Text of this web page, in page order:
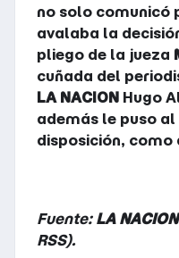
no solo comunicó
avalaba la
pliego de la jueza
cuñada del
LA NACION Hugo
además le puso al
disposición, como
Fuente: LA NACION
RSS).